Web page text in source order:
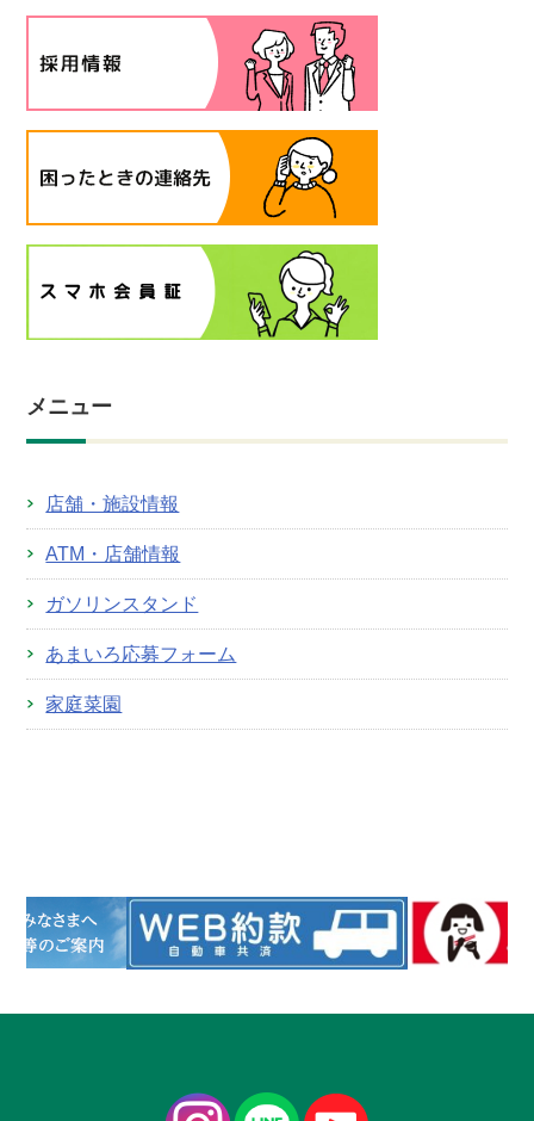
メニュー
店舗・施設情報
ATM・店舗情報
ガソリンスタンド
あまいろ応募フォーム
家庭菜園